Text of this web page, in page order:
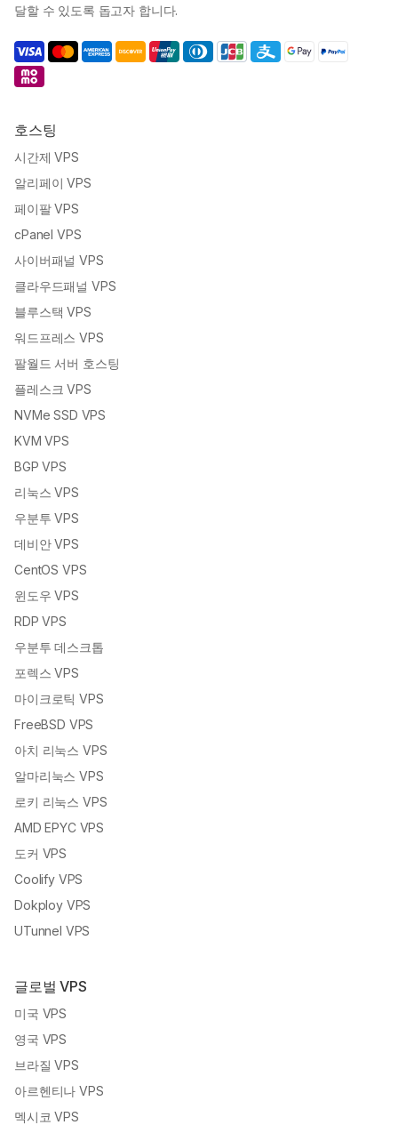
달할 수 있도록 돕고자 합니다.
호스팅
시간제 VPS
알리페이 VPS
페이팔 VPS
cPanel VPS
사이버패널 VPS
클라우드패널 VPS
블루스택 VPS
워드프레스 VPS
팔월드 서버 호스팅
플레스크 VPS
NVMe SSD VPS
KVM VPS
BGP VPS
리눅스 VPS
우분투 VPS
데비안 VPS
CentOS VPS
윈도우 VPS
RDP VPS
우분투 데스크톱
포렉스 VPS
마이크로틱 VPS
FreeBSD VPS
아치 리눅스 VPS
알마리눅스 VPS
로키 리눅스 VPS
AMD EPYC VPS
도커 VPS
Coolify VPS
Dokploy VPS
UTunnel VPS
글로벌 VPS
미국 VPS
영국 VPS
브라질 VPS
아르헨티나 VPS
멕시코 VPS